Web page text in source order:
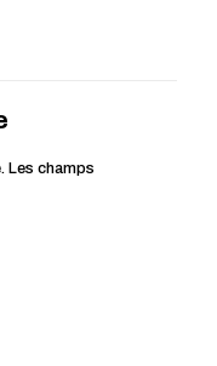
Les champs